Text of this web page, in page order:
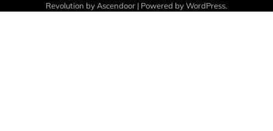
Revolution by Ascendoor | Powered byWordPress.